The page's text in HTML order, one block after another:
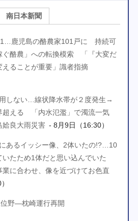
南日本新聞
1…鹿児島の酪農家101戸に 持続可
ぐ酪農」への転換模索 「『大変だ
えることが重要」識者指摘
しない…線状降水帯が２度発生→
超える 「内水氾濫」で濁流一気
良大雨災害 - 8月9日（16:30）
あるイッシー像、2体いたの!?…10
いたため1体だと思い込んでいた
に合わせ、像を近づけてお色直
野―枕崎運行再開